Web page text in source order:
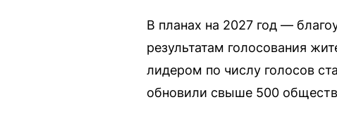
В планах на 2027 год —
результатам голосования
лидером по числу голосов
обновили свыше 500